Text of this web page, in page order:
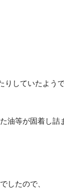
していたようで
油等が固着し詰
したので、